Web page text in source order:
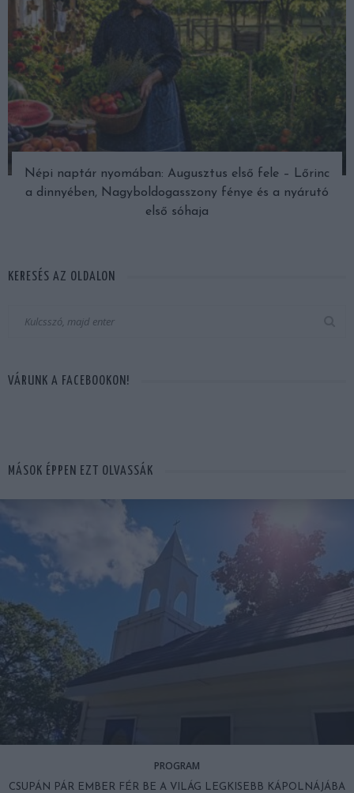
Népi naptár nyomában: Augusztus első fele – Lőrinc
a dinnyében, Nagyboldogasszony fénye és a nyárutó
első sóhaja
KERESÉS AZ OLDALON
VÁRUNK A FACEBOOKON!
MÁSOK ÉPPEN EZT OLVASSÁK
PROGRAM
CSUPÁN PÁR EMBER FÉR BE A VILÁG LEGKISEBB KÁPOLNÁJÁBA